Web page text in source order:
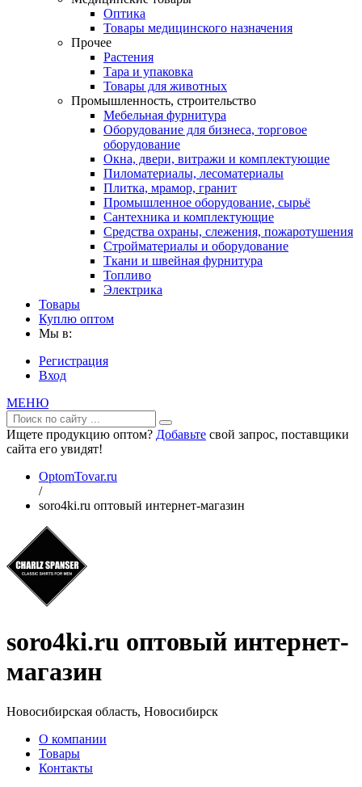
Оптика
Товары медицинского назначения
Прочее
Растения
Тара и упаковка
Товары для животных
Промышленность, строительство
Мебельная фурнитура
Оборудование для бизнеса, торговое
оборудование
Окна, двери, витражи и комплектующие
Пиломатериалы, лесоматериалы
Плитка, мрамор, гранит
Промышленное оборудование, сырьё
Сантехника и комплектующие
Средства охраны, слежения, пожаротушения
Стройматериалы и оборудование
Ткани и швейная фурнитура
Топливо
Электрика
Товары
Куплю оптом
Мы в:
Регистрация
Вход
МЕНЮ
Ищете продукцию оптом? Добавьте свой запрос, поставщики
сайта его увидят!
OptomTovar.ru
/
soro4ki.ru оптовый интернет-магазин
soro4ki.ru оптовый интернет-
магазин
Новосибирская область, Новосибирск
О компании
Товары
Контакты